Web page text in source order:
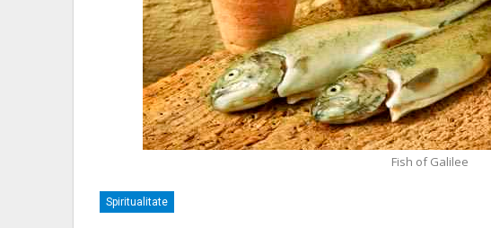
Fish of Galilee
Spiritualitate